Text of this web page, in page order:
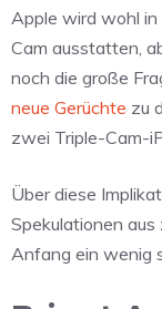
Apple wird wohl in
Cam ausstatten,
noch die große
neue Gerüchte zu
zwei Triple-Cam-
Über diese
Spekulationen aus
Anfang ein wenig